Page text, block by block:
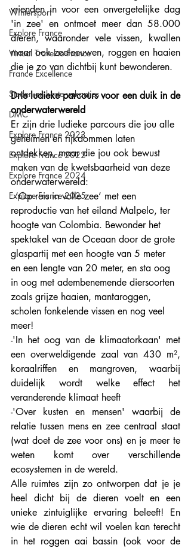
Wintersport
Explore France
Virtual Travel to France
France Excellence
Steden en korte vakanties
DMC
Explore France 2023
Explore France 2022
Explore France 2024
Explore France 2025
vrienden in voor een onvergetelijke dag
'in zee' en ontmoet meer dan 58.000
dieren, waaronder vele vissen, kwallen
maar ook zeeleeuwen, roggen en haaien
die je zo van dichtbij kunt bewonderen.
Drie ludieke parcours voor een duik in de
onderwaterwereld
Er zijn drie ludieke parcours die jou alle
geheimen en rijkdommen laten
ontdekken, maar die jou ook bewust
maken van de kwetsbaarheid van deze
onderwaterwereld:
-‘Op reis in volle zee’ met een
reproductie van het eiland Malpelo, ter
hoogte van Colombia. Bewonder het
spektakel van de Oceaan door de grote
glaspartij met een hoogte van 5 meter
en een lengte van 20 meter, en sta oog
in oog met adembenemende diersoorten
zoals grijze haaien, mantaroggen,
scholen fonkelende vissen en nog veel
meer!
-'In het oog van de klimaatorkaan' met
een overweldigende zaal van 430 m²,
koraalriffen en mangroven, waarbij
duidelijk wordt welke effect het
veranderende klimaat heeft
-'Over kusten en mensen' waarbij de
relatie tussen mens en zee centraal staat
(wat doet de zee voor ons) en je meer te
weten komt over verschillende
ecosystemen in de wereld.
Alle ruimtes zijn zo ontworpen dat je je
heel dicht bij de dieren voelt en een
unieke zintuiglijke ervaring beleeft! En
wie de dieren echt wil voelen kan terecht
in het roggen aai bassin (ook voor de